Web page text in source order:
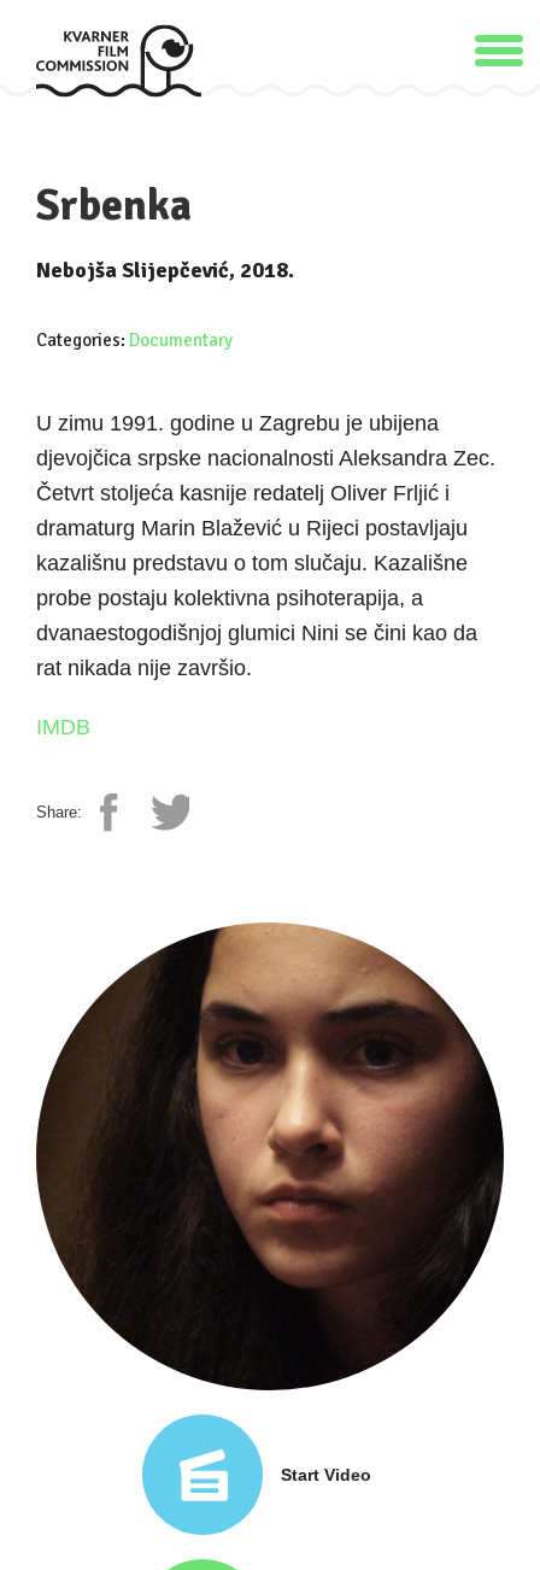
Srbenka
Nebojša Slijepčević, 2018.
Categories: Documentary
U zimu 1991. godine u Zagrebu je ubijena
djevojčica srpske nacionalnosti Aleksandra Zec.
Četvrt stoljeća kasnije redatelj Oliver Frljić i
dramaturg Marin Blažević u Rijeci postavljaju
kazališnu predstavu o tom slučaju. Kazališne
probe postaju kolektivna psihoterapija, a
dvanaestogodišnjoj glumici Nini se čini kao da
rat nikada nije završio.
IMDB
Share:
Start Video